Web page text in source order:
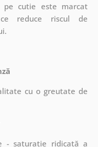
pe cutie este marcat
reduce riscul de
cu o greutate de
- saturație ridicată a